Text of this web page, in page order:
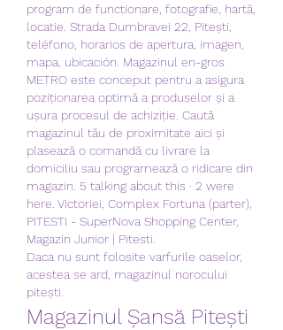
program de functionare, fotografie, hartă,
locatie. Strada Dumbravei 22, Pitești,
teléfono, horarios de apertura, imagen,
mapa, ubicación. Magazinul en-gros
METRO este conceput pentru a asigura
poziționarea optimă a produselor și a
ușura procesul de achiziție. Caută
magazinul tău de proximitate aici și
plasează o comandă cu livrare la
domiciliu sau programează o ridicare din
magazin. 5 talking about this · 2 were
here. Victoriei, Complex Fortuna (parter),
PITESTI - SuperNova Shopping Center,
Magazin Junior | Pitesti.
Daca nu sunt folosite varfurile oaselor,
acestea se ard, magazinul norocului
pitești.
Magazinul Șansă Pitești